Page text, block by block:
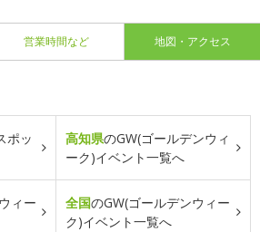
営業時間など 地図・アクセス
ポッ
高知県のGW(ゴールデンウィ
ーク)イベント一覧へ
ィー
全国のGW(ゴールデンウィー
ク)イベント一覧へ